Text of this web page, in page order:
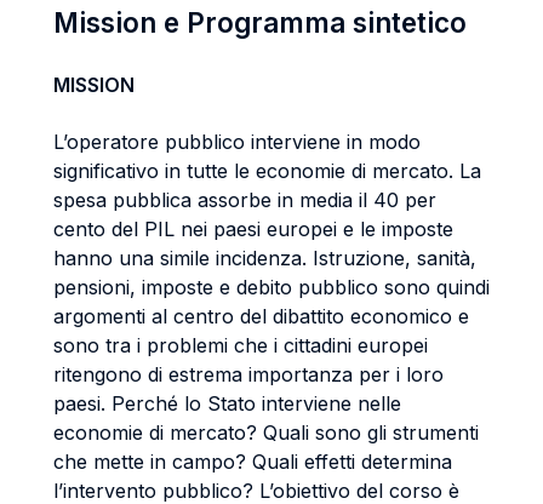
Mission e Programma sintetico
MISSION
L’operatore pubblico interviene in modo
significativo in tutte le economie di mercato. La
spesa pubblica assorbe in media il 40 per
cento del PIL nei paesi europei e le imposte
hanno una simile incidenza. Istruzione, sanità,
pensioni, imposte e debito pubblico sono quindi
argomenti al centro del dibattito economico e
sono tra i problemi che i cittadini europei
ritengono di estrema importanza per i loro
paesi. Perché lo Stato interviene nelle
economie di mercato? Quali sono gli strumenti
che mette in campo? Quali effetti determina
l’intervento pubblico? L’obiettivo del corso è